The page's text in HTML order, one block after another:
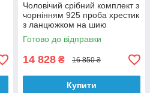
Чоловічий срібний комплект з
чорнінням 925 проба хрестик
з ланцюжком на шию
Готово до відправки
14 828 ₴ 16 850 ₴
Купити